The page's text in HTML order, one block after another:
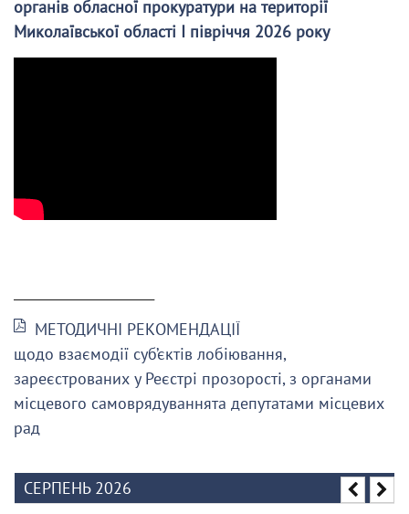
органів обласної прокуратури на території
Миколаївської області І півріччя 2026 року
МЕТОДИЧНІ РЕКОМЕНДАЦІЇ
щодо взаємодії суб’єктів лобіювання,
зареєстрованих у Реєстрі прозорості, з органами
місцевого самоврядуваннята депутатами місцевих
рад
СЕРПЕНЬ 2026